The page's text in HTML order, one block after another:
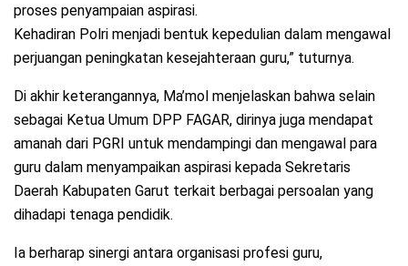
proses penyampaian aspirasi.
Kehadiran Polri menjadi bentuk kepedulian dalam mengawal
perjuangan peningkatan kesejahteraan guru,” tuturnya.
Di akhir keterangannya, Ma’mol menjelaskan bahwa selain
sebagai Ketua Umum DPP FAGAR, dirinya juga mendapat
amanah dari PGRI untuk mendampingi dan mengawal para
guru dalam menyampaikan aspirasi kepada Sekretaris
Daerah Kabupaten Garut terkait berbagai persoalan yang
dihadapi tenaga pendidik.
Ia berharap sinergi antara organisasi profesi guru,